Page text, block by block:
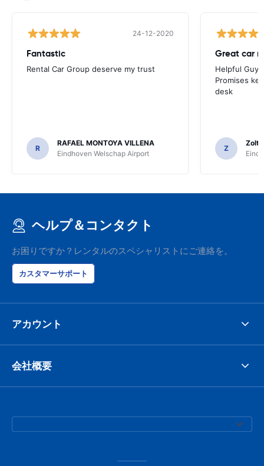
24-12-2020
Fantastic
Rental Car Group deserve my trust
R
RAFAEL MONTOYA VILLENA
Eindhoven Welschap Airport
Great car
Helpful
Promises
desk
Z
ヘルプ＆コンタクト
お困りですか？レンタルのスペシャリストにご連絡を。
カスタマーサポート
アカウント
会社概要